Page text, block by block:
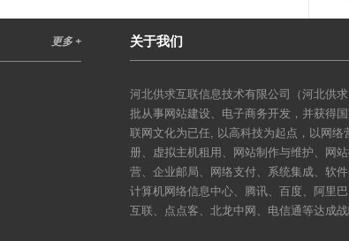
更多 + 关于我们
河北供求互联信息技术有限公司（河北供
批从事网站建设、电子商务开发，并获得
联网文化为已任, 以高科技为起点，以网
册、虚拟主机租用、网站制作与维护、网
营、企业邮局、网络支付、系统集成、软
计算机网络信息中心、腾讯、百度、阿里
互联、点点客、北龙中网、电信通等达成战